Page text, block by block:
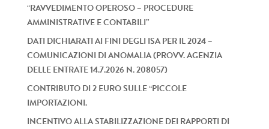
“RAVVEDIMENTO OPEROSO – PROCEDURE
AMMINISTRATIVE E CONTABILI”
DATI DICHIARATI AI FINI DEGLI ISA PER IL 2024 –
COMUNICAZIONI DI ANOMALIA (PROVV. AGENZIA
DELLE ENTRATE 14.7.2026 N. 208057)
CONTRIBUTO DI 2 EURO SULLE “PICCOLE
IMPORTAZIONI.
INCENTIVO ALLA STABILIZZAZIONE DEI RAPPORTI DI